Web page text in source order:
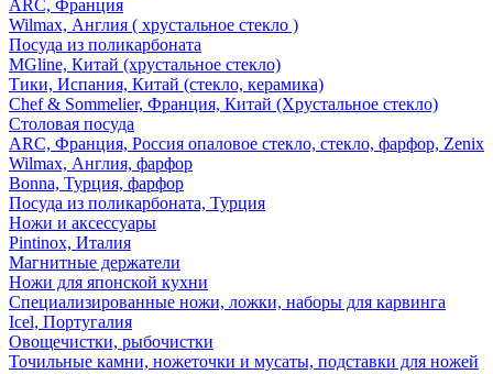
ARC, Франция
Wilmax, Англия ( хрустальное стекло )
Посуда из поликарбоната
MGline, Китай (хрустальное стекло)
Тики, Испания, Китай (стекло, керамика)
Chef & Sommelier, Франция, Китай (Хрустальное стекло)
Столовая посуда
ARC, Франция, Россия опаловое стекло, стекло, фарфор, Zenix
Wilmax, Англия, фарфор
Bonna, Турция, фарфор
Посуда из поликарбоната, Турция
Ножи и аксессуары
Pintinox, Италия
Магнитные держатели
Ножи для японской кухни
Специализированные ножи, ложки, наборы для карвинга
Icel, Португалия
Овощечистки, рыбочистки
Точильные камни, ножеточки и мусаты, подставки для ножей